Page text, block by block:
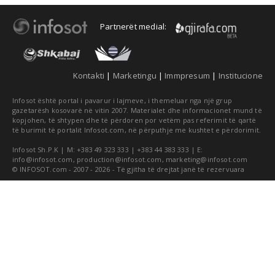
Partnerët medial:
Kontakti | Marketingu | Immpresum | Institucione
Infosot është portal i pavarur i lajmeve, i themeluar nga një grup
gazetarësh kosovarë në vitin 2007. Materialet dhe informacionet mund të
kopjohen, të shtypen dhe të përdoren por vetëm pas referimit të qartë
të burimit të portalit Infosot.com, në përputhje me kushtet e përdorimit.
Infosot Sh.P.K | M: +383 49 323 333 | +383 44 383 333 | E:
info@infosot.com , production@infosot.com , marketing@infosot.com
© INFOSOT.com - 2007 - 2026 - Të gjitha të drejtat janë të rezervuara